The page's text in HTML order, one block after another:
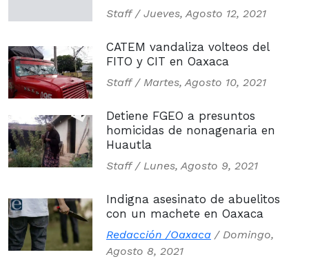
Staff / Jueves, Agosto 12, 2021
CATEM vandaliza volteos del
FITO y CIT en Oaxaca
Staff / Martes, Agosto 10, 2021
Detiene FGEO a presuntos
homicidas de nonagenaria en
Huautla
Staff / Lunes, Agosto 9, 2021
Indigna asesinato de abuelitos
con un machete en Oaxaca
Redacción /Oaxaca / Domingo,
Agosto 8, 2021